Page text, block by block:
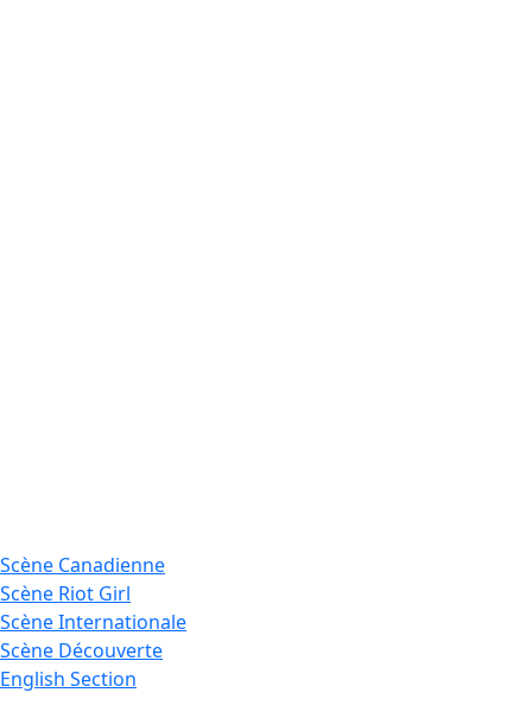
Scène Canadienne
Scène Riot Girl
ScèneInternationale
Scène Découverte
English Section